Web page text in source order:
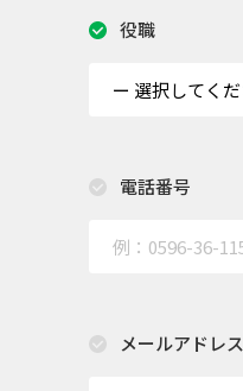
役職
電話番号
メールアドレス